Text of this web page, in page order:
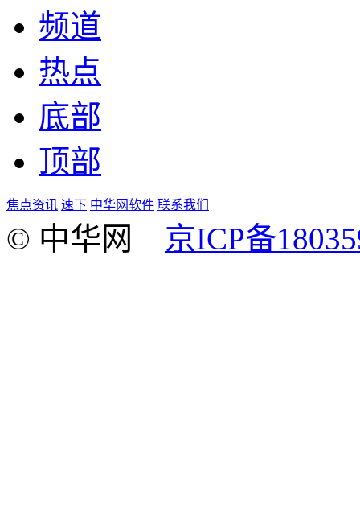
频道
热点
底部
顶部
焦点资讯 速下 中华网软件 联系我们
© 中华网 京ICP备